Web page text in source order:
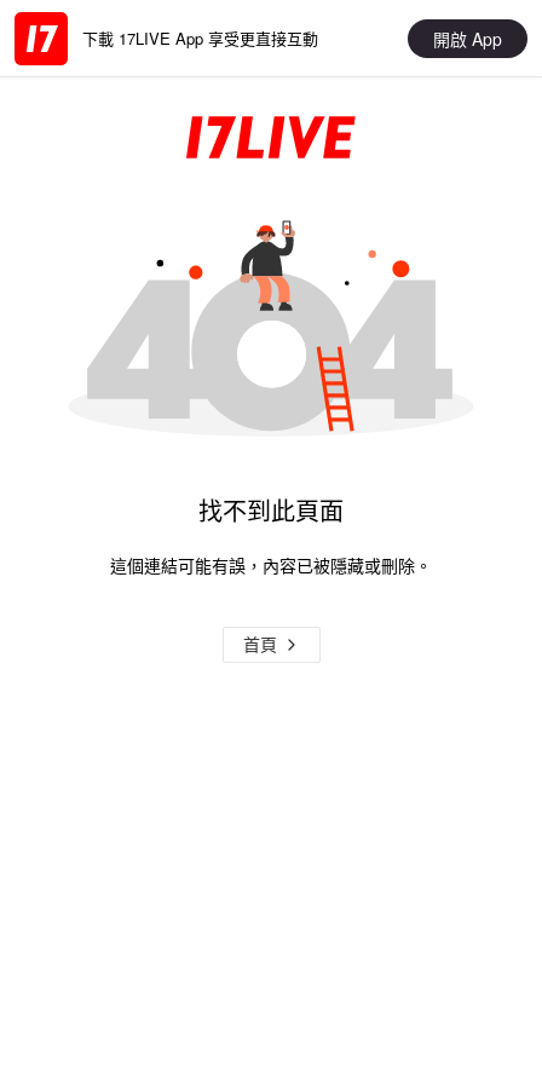
下載 17LIVE App 享受更直接互動 開啟 App
找不到此頁面
這個連結可能有誤，內容已被隱藏或刪除。
首頁